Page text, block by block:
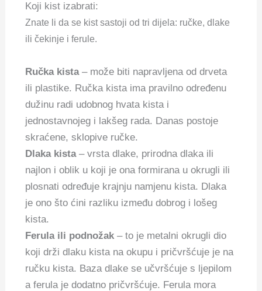
Koji kist izabrati:
Znate li da se kist sastoji od tri dijela: ručke, dlake
ili čekinje i ferule.
Ručka kista– može biti napravljena od drveta
ili plastike. Ručka kista ima pravilno određenu
dužinu radi udobnog hvata kista i
jednostavnojeg i lakšeg rada. Danas postoje
skraćene, sklopive ručke.
Dlaka kista– vrsta dlake, prirodna dlaka ili
najlon i oblik u koji je ona formirana u okrugli ili
plosnati određuje krajnju namjenu kista. Dlaka
je ono što ćini razliku između dobrog i lošeg
kista.
Ferula ili podnožak – to je metalni okrugli dio
koji drži dlaku kista na okupu i pričvršćuje je na
ručku kista. Baza dlake se učvršćuje s ljepilom
a ferula je dodatno pričvršćuje. Ferula mora